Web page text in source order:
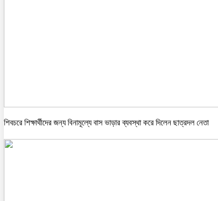
শিবচরে শিক্ষার্থীদের জন্য বিনামূল্যে বাস ভাড়ার ব্যবস্থা করে দিলেন ছাত্রদল নেতা